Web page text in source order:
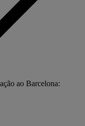
ao Barcelona: